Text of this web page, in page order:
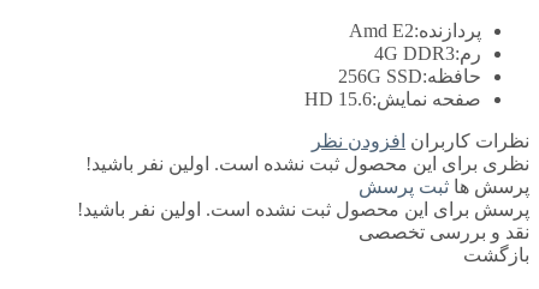
پردازنده:Amd E2
رم:4G DDR3
حافظه:256G SSD
صفحه نمایش:15.6 HD
نظرات کاربران افزودن نظر
نظری برای این محصول ثبت نشده است. اولین نفر باشید!
پرسش ها ثبت پرسش
پرسش برای این محصول ثبت نشده است. اولین نفر باشید!
نقد و بررسی تخصصی
بازگشت